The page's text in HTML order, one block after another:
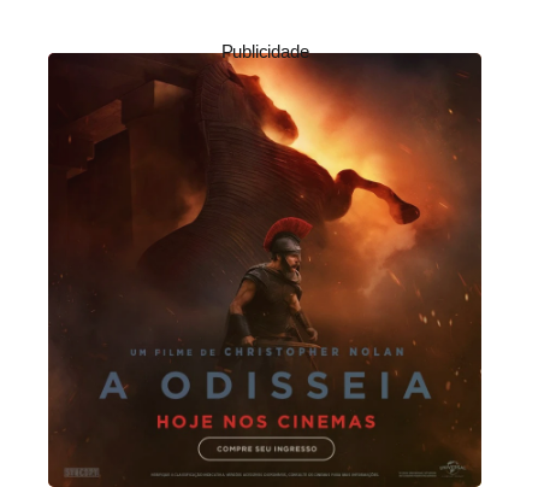
Publicidade